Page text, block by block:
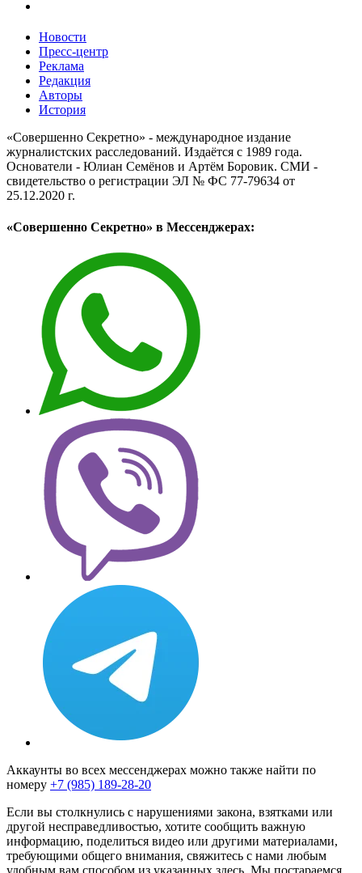
Новости
Пресс-центр
Реклама
Редакция
Авторы
История
«Совершенно Секретно» - международное издание
журналистских расследований. Издаётся с 1989 года.
Основатели - Юлиан Семёнов и Артём Боровик. CМИ -
свидетельство о регистрации ЭЛ № ФС 77-79634 от
25.12.2020 г.
«Совершенно Секретно» в Мессенджерах:
Аккаунты во всех мессенджерах можно также найти по
номеру +7 (985) 189-28-20
Если вы столкнулись с нарушениями закона, взятками или
другой несправедливостью, хотите сообщить важную
информацию, поделиться видео или другими материалами,
требующими общего внимания, свяжитесь с нами любым
удобным вам способом из указанных здесь. Мы постараемся